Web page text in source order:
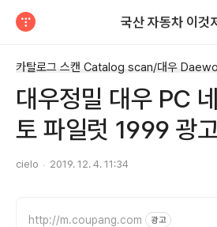
국산 자동차 이것
카탈로그 스캔 Catalog scan/대우
대우정밀 대우 PC
토 파일럿 1999 광
cielo 2019. 12. 4. 11:34
http://m.coupang.com 광고